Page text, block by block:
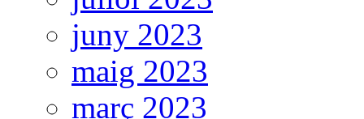
juny 2023
maig 2023
març 2023